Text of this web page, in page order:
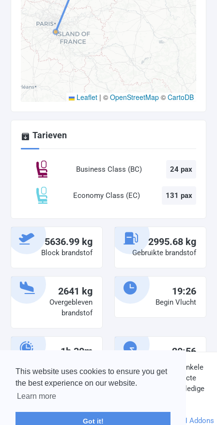
This website uses cookies to ensure you get
the best experience on our website.
Learn more
Got it!
Leaflet | © OpenStreetMap © CartoDB
Tarieven
Business Class (BC) 24 pax
Economy Class (EC) 131 pax
5636.99 kg
Block brandstof
2995.68 kg
Gebruikte brandstof
2641 kg
Overgebleven
brandstof
19:26
Begin Vlucht
1h 30m 20:56
Einde vlucht
DISCLAIMER: V-Bird Virtual Airlines Group kan op geen enkele
wijze aansprakelijkheid aanvaarden voor directe of indirecte
schade die is ontstaan ten gevolge van onjuiste of onvolledige
informatie op deze website.
© 2004 - 2026 V-Bird Virtual Airlines Group |Credits
Powered byphpVMS DH Addons